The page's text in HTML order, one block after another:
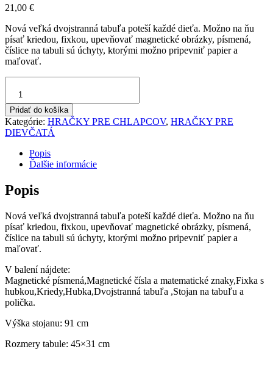
21,00 €
Nová veľká dvojstranná tabuľa poteší každé dieťa. Možno na ňu
písať kriedou, fixkou, upevňovať magnetické obrázky, písmená,
číslice na tabuli sú úchyty, ktorými možno pripevniť papier a
maľovať.
Magnetická
tabuľa
so
stojanom
dvojstranná
Pridať do košíka
Kategórie: HRAČKY PRE CHLAPCOV, HRAČKY PRE
DIEVČATÁ
Popis
Ďalšie informácie
Popis
Nová veľká dvojstranná tabuľa poteší každé dieťa. Možno na ňu
písať kriedou, fixkou, upevňovať magnetické obrázky, písmená,
číslice na tabuli sú úchyty, ktorými možno pripevniť papier a
maľovať.
V balení nájdete:
Magnetické písmená,Magnetické čísla a matematické znaky,Fixka s
hubkou,Kriedy,Hubka,Dvojstranná tabuľa ,Stojan na tabuľu a
polička.
Výška stojanu: 91 cm
Rozmery tabule: 45×31 cm